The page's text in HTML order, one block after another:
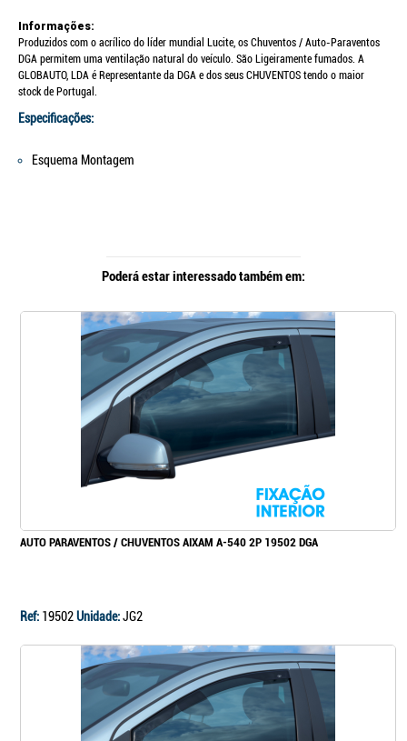
Informações:
Produzidos com o acrílico do líder mundial Lucite, os Chuventos / Auto-Paraventos
DGA permitem uma ventilação natural do veículo. São Ligeiramente fumados. A
GLOBAUTO, LDA é Representante da DGA e dos seus CHUVENTOS tendo o maior
stock de Portugal.
Especificações:
Esquema Montagem
Poderá estar interessado também em:
AUTO PARAVENTOS / CHUVENTOS AIXAM A-540 2P 19502 DGA
Ref: 19502Unidade:JG2